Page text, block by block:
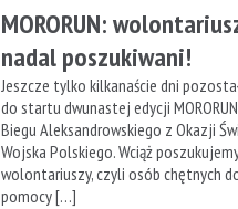
MORORUN:
nadal poszukiwani!
Jeszcze tylko kilkanaście dni
do startu dwunastej edycji
Biegu Aleksandrowskiego z Okazji
Wojska Polskiego. Wciąż
wolontariuszy, czyli osób chętnych
pomocy […]